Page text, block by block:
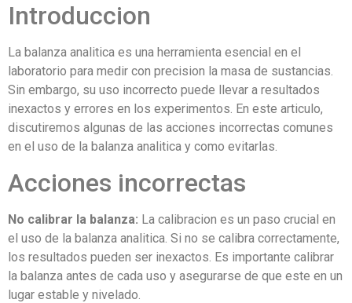
Introduccion
La balanza analitica es una herramienta esencial en el
laboratorio para medir con precision la masa de sustancias.
Sin embargo, su uso incorrecto puede llevar a resultados
inexactos y errores en los experimentos. En este articulo,
discutiremos algunas de las acciones incorrectas comunes
en el uso de la balanza analitica y como evitarlas.
Acciones incorrectas
No calibrar la balanza: La calibracion es un paso crucial en
el uso de la balanza analitica. Si no se calibra correctamente,
los resultados pueden ser inexactos. Es importante calibrar
la balanza antes de cada uso y asegurarse de que este en un
lugar estable y nivelado.